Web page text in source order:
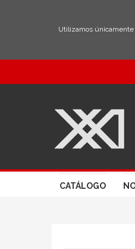
Utilizamos únicamente
CATÁLOGO